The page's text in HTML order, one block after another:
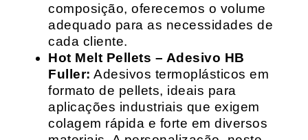
composição, oferecemos o volume
adequado para as necessidades de
cada cliente.
Hot Melt Pellets – Adesivo HB
Fuller: Adesivos termoplásticos em
formato de pellets, ideais para
aplicações industriais que exigem
colagem rápida e forte em diversos